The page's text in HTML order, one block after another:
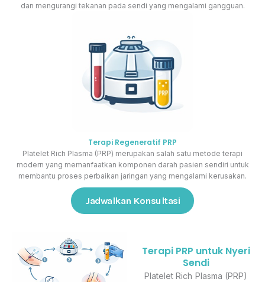
dan mengurangi tekanan pada sendi yang mengalami gangguan.
Terapi Regeneratif PRP
Platelet Rich Plasma (PRP) merupakan salah satu metode terapi
modern yang memanfaatkan komponen darah pasien sendiri untuk
membantu proses perbaikan jaringan yang mengalami kerusakan.
Jadwalkan Konsultasi
Terapi PRP untuk Nyeri
Sendi
Platelet Rich Plasma (PRP)